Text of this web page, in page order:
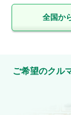
全国か
ご希望のクル